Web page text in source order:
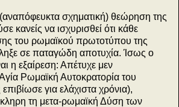
σχηματική) θεώρηση της
κανείς να ισχυρισθεί ότι κάθε
του ρωμαϊκού πρωτοτύπου της
σε παταγώδη αποτυχία. Ίσως ο
η εξαίρεση: Απέτυχε μεν
Ρωμαϊκή Αυτοκρατορία του
για ελάχιστα χρόνια),
τη μετα-ρωμαϊκή Δύση των